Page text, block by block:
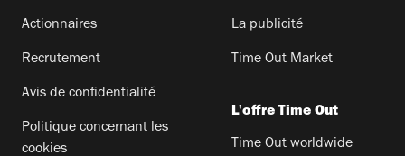
Actionnaires
Recrutement
Avis de confidentialité
Politique concernant les
cookies
La publicité
Time Out Market
L'offre Time Out
Time Out worldwide